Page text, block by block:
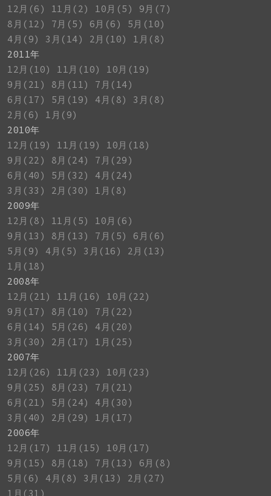
12月(6)
11月(2) 10月(5)
9月(7)
8月(12)
7月(5) 6月(6)
5月(10)
4月(9)
3月(14) 2月(10)
1月(8)
2011年
12月(10)
11月(10)
10月(19)
9月(21)
8月(11)
7月(14)
6月(17)
5月(19) 4月(8)
3月(8)
2月(6)
1月(9)
2010年
12月(19)
11月(19)
10月(18)
9月(22)
8月(24)
7月(29)
6月(40)
5月(32)
4月(24)
3月(33)
2月(30)
1月(8)
2009年
12月(8)
11月(5)
10月(6)
9月(13)
8月(13) 7月(5)
6月(6)
5月(9)
4月(5) 3月(16)
2月(13)
1月(18)
2008年
12月(21)
11月(16)
10月(22)
9月(17)
8月(10)
7月(22)
6月(14)
5月(26)
4月(20)
3月(30)
2月(17)
1月(25)
2007年
12月(26)
11月(23)
10月(23)
9月(25)
8月(23)
7月(21)
6月(21)
5月(24)
4月(30)
3月(40)
2月(29)
1月(17)
2006年
12月(17)
11月(15)
10月(17)
9月(15)
8月(18) 7月(13)
6月(8)
5月(6)
4月(8) 3月(13)
2月(27)
1月(31)